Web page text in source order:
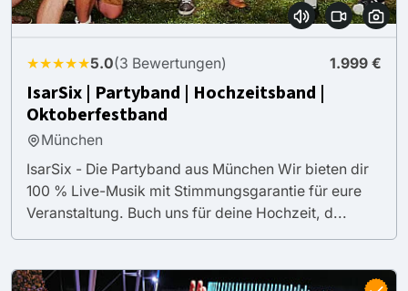
★★★★★5.0(3 Bewertungen) 1.999 €
IsarSix | Partyband | Hochzeitsband |
Oktoberfestband
München
IsarSix - Die Partyband aus München Wir bieten dir
100 % Live-Musik mit Stimmungsgarantie für eure
Veranstaltung. Buch uns für deine Hochzeit, d...